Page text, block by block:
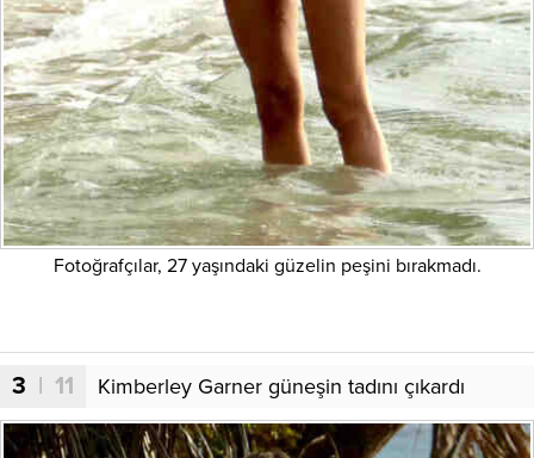
Fotoğrafçılar, 27 yaşındaki güzelin peşini bırakmadı.
3 | 11 Kimberley Garner güneşin tadını çıkardı